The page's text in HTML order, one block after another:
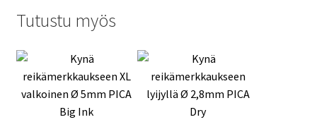
Tutustu myös